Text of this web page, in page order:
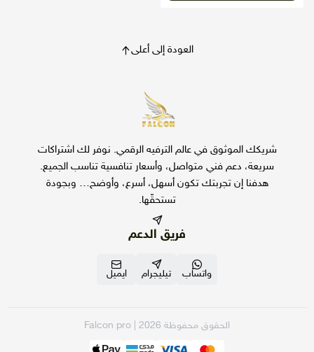
https://apps.apple.com/sa/app/falcon-gold-
ثانيًا: جوالات وشاشات ورسيفرات الأندرويد Android
Falcon TV
رابط التحميل المباشر:
http://aftv.news/1343662
بعد التثبيت، افتح التطبيق وأدخل بيانات الاشتراك المرسلة لك.
━━━━━━━━━━━━━━━━━━
العودة إلى أعلى
شريكك الموثوق في عالم الترفيه الرقمي. نوفر لك اشتراكات
سريعة، دعم فني متواصل، وأسعار تنافسية تناسب الجميع.
هدفنا إن تجربتك تكون أسهل، أسرع، وأوضح… وبجودة
تستحقّها.
فريق الدعم
واتساب تيليجرام ايميل
الحقوق محفوظة 2026 | Falcon pro